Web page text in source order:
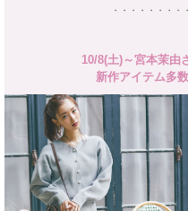
・・・・・・・・
10/8(土)～宮本茉由
新作アイテム多